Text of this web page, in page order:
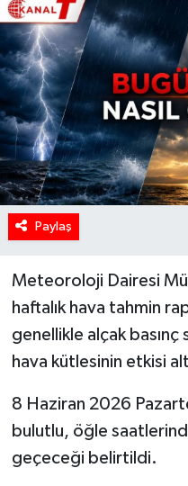
Paylaş
Meteoroloji Dairesi
haftalık hava tahmin
genellikle alçak
hava kütlesinin etkisi
8 Haziran 2026
bulutlu, öğle
geçeceği belirtildi.